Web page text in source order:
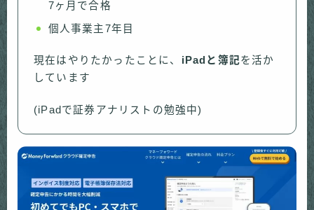
7ヶ月で合格
個人事業主7年目
現在はやりたかったことに、 iPadと簿記を活か
しています
(iPadで証券アナリストの勉強中)